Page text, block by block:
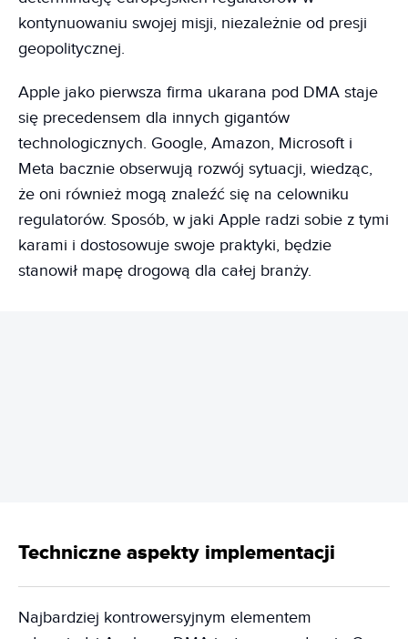
kontynuowaniu swojej misji, niezależnie od presji
geopolitycznej.
Apple jako pierwsza firma ukarana pod DMA staje
się precedensem dla innych gigantów
technologicznych. Google, Amazon, Microsoft i
Meta bacznie obserwują rozwój sytuacji, wiedząc,
że oni również mogą znaleźć się na celowniku
regulatorów. Sposób, w jaki Apple radzi sobie z tymi
karami i dostosowuje swoje praktyki, będzie
stanowił mapę drogową dla całej branży.
Techniczne aspekty implementacji
Najbardziej kontrowersyjnym elementem